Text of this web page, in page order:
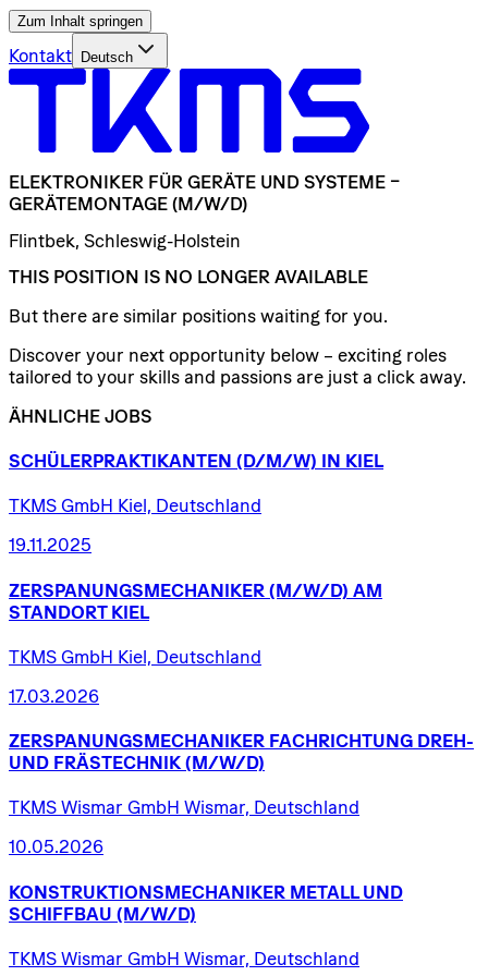
Zum Inhalt springen
Kontakt Deutsch
ELEKTRONIKER FÜR GERÄTE UND SYSTEME –
GERÄTEMONTAGE (M/W/D)
Flintbek, Schleswig-Holstein
THIS POSITION IS NO LONGER AVAILABLE
But there are similar positions waiting for you.
Discover your next opportunity below – exciting roles
tailored to your skills and passions are just a click away.
ÄHNLICHE JOBS
SCHÜLERPRAKTIKANTEN (D/​M/​W) IN KIEL
TKMS GmbH Kiel, Deutschland
19.11.2025
ZERSPANUNGSMECHANIKER (M/W/D) AM
STANDORT KIEL
TKMS GmbH Kiel, Deutschland
17.03.2026
ZERSPANUNGSMECHANIKER FACHRICHTUNG DREH-
UND FRÄSTECHNIK (M/W/D)
TKMS Wismar GmbH Wismar, Deutschland
10.05.2026
KONSTRUKTIONSMECHANIKER METALL UND
SCHIFFBAU (M/W/D)
TKMS Wismar GmbH Wismar, Deutschland